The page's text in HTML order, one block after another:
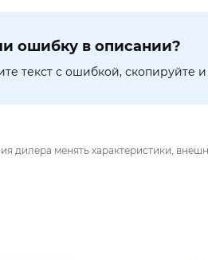
ошибку в описании?
текст с ошибкой, скопируйте и
дилера менять характеристики,